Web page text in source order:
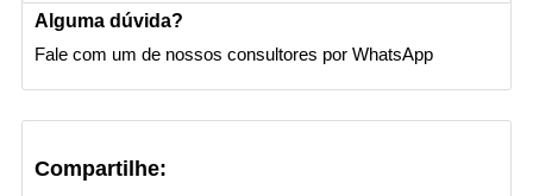
Alguma dúvida?
Fale com um de nossos consultores por WhatsApp
Compartilhe: